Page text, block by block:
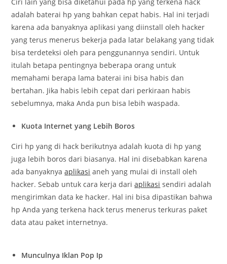
adalah baterai hp yang bahkan cepat habis. Hal ini terjadi
karena ada banyaknya aplikasi yang diinstall oleh hacker
yang terus menerus bekerja pada latar belakang yang tidak
bisa terdeteksi oleh para penggunannya sendiri. Untuk
itulah betapa pentingnya beberapa orang untuk
memahami berapa lama baterai ini bisa habis dan
bertahan. Jika habis lebih cepat dari perkiraan habis
sebelumnya, maka Anda pun bisa lebih waspada.
Kuota Internet yang Lebih Boros
Ciri hp yang di hack berikutnya adalah kuota di hp yang
juga lebih boros dari biasanya. Hal ini disebabkan karena
ada banyaknyaaplikasi aneh yang mulai di install oleh
hacker. Sebab untuk cara kerja dariaplikasi sendiri adalah
mengirimkan data ke hacker. Hal ini bisa dipastikan bahwa
hp Anda yang terkena hack terus menerus terkuras paket
data atau paket internetnya.
Munculnya Iklan Pop Ip